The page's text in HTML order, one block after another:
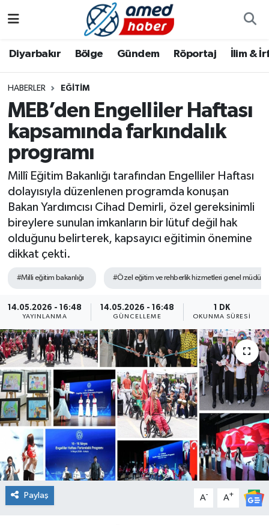
Diyarbakır Bölge Gündem Röportaj İlim &
HABERLER EĞITIM
MEB’den Engelliler Haftası
kapsamında farkındalık
programı
Millî Eğitim Bakanlığı tarafından Engelliler Haftası
dolayısıyla düzenlenen programda konuşan
Bakan Yardımcısı Cihad Demirli, özel gereksinimli
bireylere sunulan imkanların bir lütuf değil hak
olduğunu belirterek, kapsayıcı eğitimin önemine
dikkat çekti.
#Milli eğitim bakanlığı #Özel eğitim ve rehberlik hizmetleri genel
14.05.2026 - 16:48
YAYINLANMA
14.05.2026 - 16:48
GÜNCELLEME
1 DK
OKUNMA SÜRESI
Paylaş A- A+
Bölge
Röportaj
Foto Galeri
Aile
Asayiş
Bilim & Teknoloji
Dünya
Eğitim
Ekonomi
Güncel
Gündem
İlim & İrfan
Kültür & Sanat
KURDÎ
Sağlık
Sağlık & Yaşam
Diyarbakır Hava Durumu
Diyarbakır Namaz Vakitleri
Diyarbakır Trafik Yoğunluk Haritası
Tüm Manşetler
Son Dakika Haberleri
Haber Arşivi